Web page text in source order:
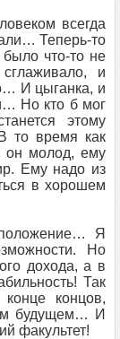
всегда
Теперь-то
что-то не
и
И цыганка, и
Но кто б мог
этому
то время как
он молод, ему
Ему надо из
в хорошем
Я
Но
дохода, а в
Так
концов,
будущем… И
факультет!